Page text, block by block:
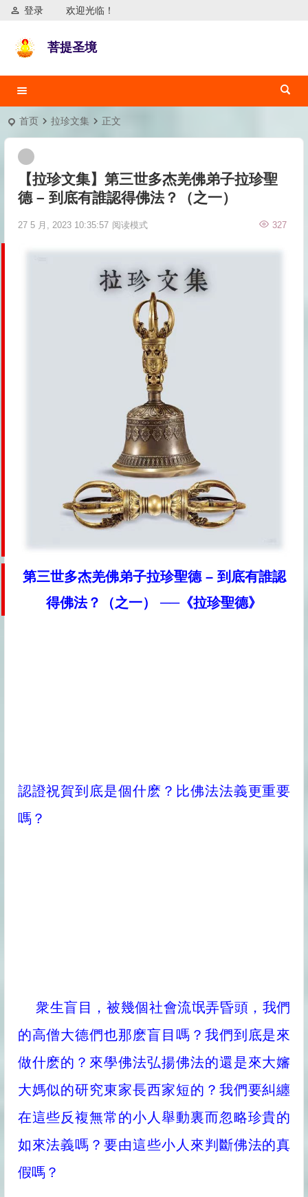
欢迎光临！
登录
菩提圣境
首页 拉珍文集 正文
【拉珍文集】第三世多杰羌佛弟子拉珍聖
德 – 到底有誰認得佛法？（之一）
27 5 月, 2023 10:35:57 327
阅读模式
第三世多杰羌佛弟子拉珍聖德 – 到底有誰認
得佛法？（之一） ──《拉珍聖德》
認證祝賀到底是個什麽？比佛法法義更重要
嗎？
衆生盲目，被幾個社會流氓弄昏頭，我們
的高僧大德們也那麽盲目嗎？我們到底是來
做什麽的？來學佛法弘揚佛法的還是來大嬸
大媽似的研究東家長西家短的？我們要糾纏
在這些反複無常的小人舉動裏而忽略珍貴的
如來法義嗎？要由這些小人來判斷佛法的真
假嗎？